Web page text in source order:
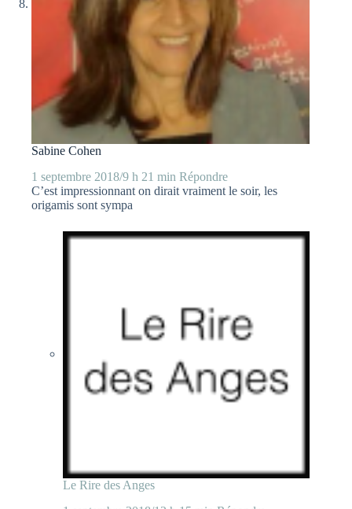
Sabine Cohen
1 septembre 2018/9 h 21 min Répondre
C’est impressionnant on dirait vraiment le soir, les
origamis sont sympa
Le Rire des Anges